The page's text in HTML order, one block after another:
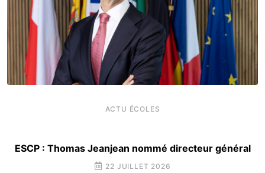
ACTU ÉCOLES
ESCP : Thomas Jeanjean nommé directeur général
22 JUILLET 2026